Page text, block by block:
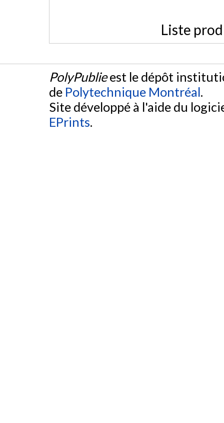
Liste
PolyPublieest le dépôt
de Polytechnique Montréal.
Site développé à l'aide du
EPrints.